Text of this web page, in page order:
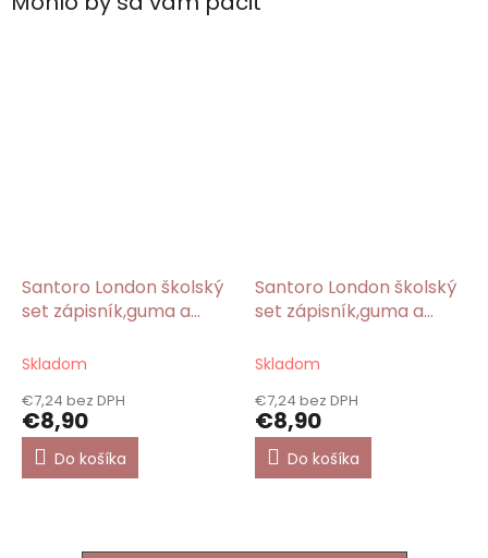
Santoro London školský
set zápisník,guma a
Me Love/Gorjuss
Skladom
€7,24 bez DPH
€8,90
Do košíka
Santoro London školský
set zápisník,guma a
Star/Gorjuss
Skladom
€7,24 bez DPH
€8,90
Do košíka